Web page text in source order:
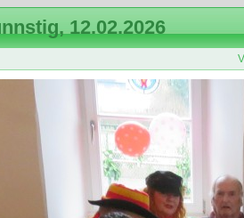
12.02.2026